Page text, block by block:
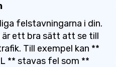
felstavningarna i din.
är ett bra sätt att se till
Till exempel kan **
** stavas fel som **